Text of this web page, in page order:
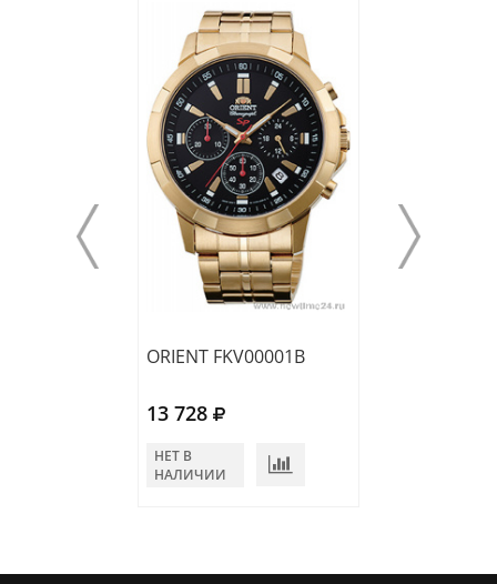
ORIENT FKV00001B
13 728
НЕТ В
НАЛИЧИИ